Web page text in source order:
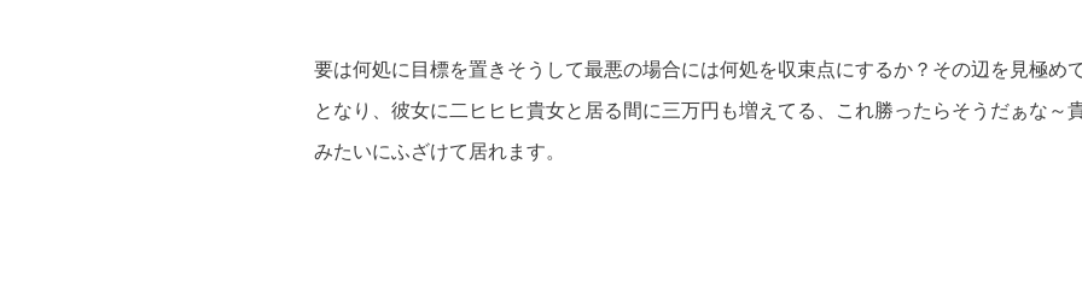
要は何処に目標を置きそうして最悪の場合には何処を収束点にするか？その辺を見極め
となり、彼女に二ヒヒヒ貴女と居る間に三万円も増えてる、これ勝ったらそうだぁな～
みたいにふざけて居れます。